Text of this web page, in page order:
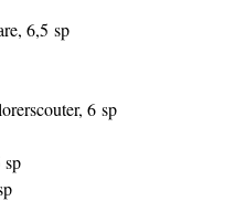
6,5 sp
6 sp
sp